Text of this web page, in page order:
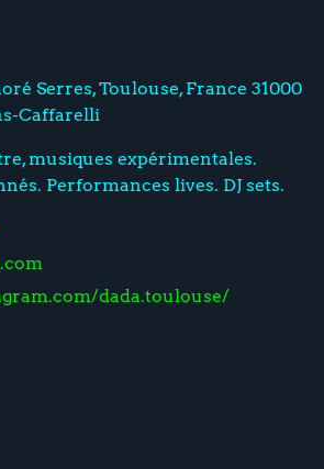
Serres, Toulouse, France 31000
Caffarelli
musiques expérimentales.
Performances lives. DJ sets.
dada.toulouse/